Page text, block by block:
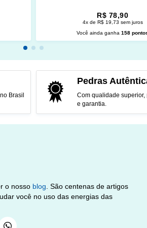
R$ 78,90
4x de R$ 19,73 sem juros
Você ainda ganha158
Brasil
Pedras
Com qualidade superior,
e garantia.
o nosso blog. São centenas de artigos
você no uso das energias das
Whatsapp